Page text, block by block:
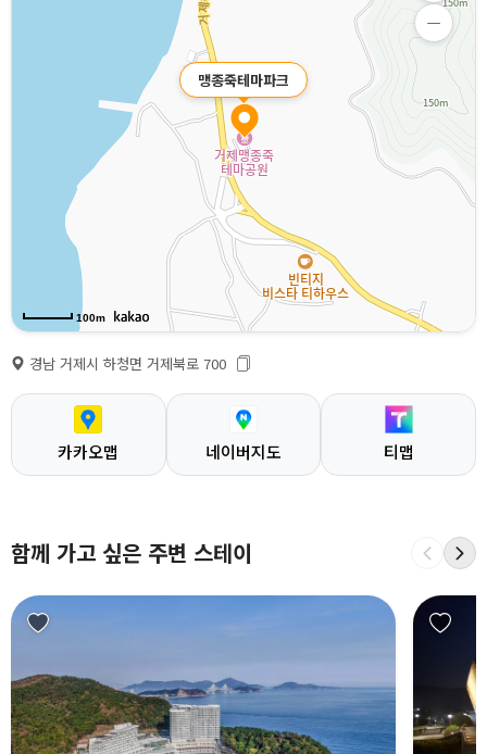
맹종죽테마파크
100m
경남 거제시 하청면 거제북로 700
카카오맵 네이버지도 티맵
함께 가고 싶은 주변 스테이